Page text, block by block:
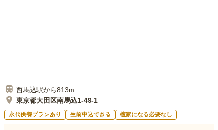
西馬込駅から813m
東京都大田区南馬込1-49-1
永代供養プランあり 生前申込できる 檀家になる必要なし